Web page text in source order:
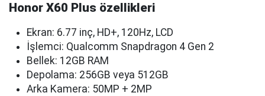
Honor X60 Plus özellikleri
Ekran: 6.77 inç, HD+, 120Hz, LCD
İşlemci: Qualcomm Snapdragon 4 Gen 2
Bellek: 12GB RAM
Depolama: 256GB veya 512GB
Arka Kamera: 50MP + 2MP